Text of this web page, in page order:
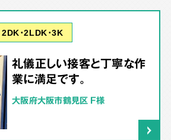
2DK･2LDK･3K
礼儀正しい接客と丁寧な作
業に満足です。
大阪府大阪市鶴見区 F様